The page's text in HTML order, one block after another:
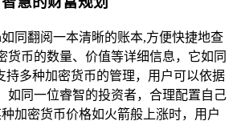
同翻阅一本清晰的账本,方便快捷地查
货币的数量、价值等详细信息，它如同
持多种加密货币的管理，用户可以依据
如同一位睿智的投资者，合理配置自己
加密货币价格如火箭般上涨时，用户